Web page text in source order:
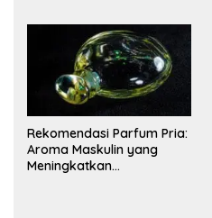
Rekomendasi Parfum Pria:
Aroma Maskulin yang
Meningkatkan